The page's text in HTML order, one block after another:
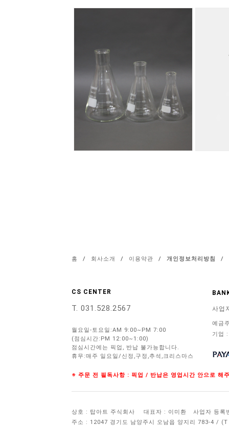
홈 / 회사소개 / 이용약관 / 개인정보처리방침 /
CS CENTER
T. 031.528.2567
월요일-토요일:AM 9:00~PM 7:00
(점심시간:PM 12:00~1:00)
점심시간에는 픽업, 반납 불가능합니다.
휴무:매주 일요일/신정,구정,추석,크리스마스
사업
예금
기업
※ 주문 전 필독사항 : 픽업 / 반납은 영업시간 안으로 해
상호 : 탑아트 주식회사 대표자 : 이미환
사업자 등록
주소 : 12047 경기도 남양주시 오남읍 양지리 783-4 /